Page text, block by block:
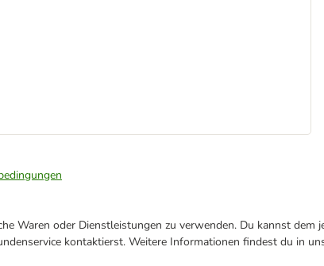
Waren oder Dienstleistungen zu verwenden. Du kannst dem
kontaktierst. Weitere Informationen findest du in